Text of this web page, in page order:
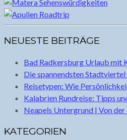
NEUESTE BEITRÄGE
Bad Radkersburg Urlaub mit
Die spannendsten
Reisetypen: Wie
Kalabrien Rundreise: Tipps
Neapels Untergrund | Von
KATEGORIEN